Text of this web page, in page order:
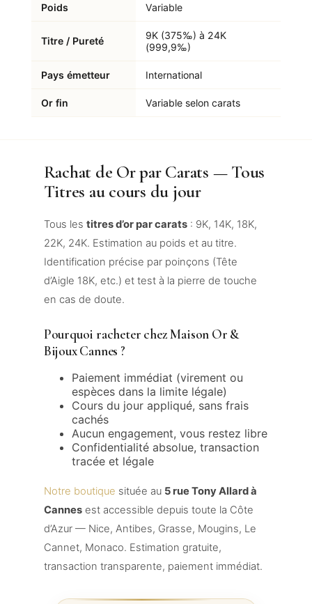
Poids Variable
Titre / Pureté
9K (375‰) à 24K
(999,9‰)
Pays émetteur International
Or fin Variable selon carats
Rachat de Or par Carats — Tous
Titres au cours du jour
Tous les titres d’or par carats: 9K, 14K, 18K,
22K, 24K. Estimation au poids et au titre.
Identification précise par poinçons (Tête
d’Aigle 18K, etc.) et test à la pierre de touche
en cas de doute.
Pourquoi racheter chez Maison Or &
Bijoux Cannes ?
Paiement immédiat (virement ou
espèces dans la limite légale)
Cours du jour appliqué, sans frais
cachés
Aucun engagement, vous restez libre
Confidentialité absolue, transaction
tracée et légale
Notre boutique située au 5 rue Tony Allard à
Cannesest accessible depuis toute la Côte
d’Azur — Nice, Antibes, Grasse, Mougins, Le
Cannet, Monaco. Estimation gratuite,
transaction transparente, paiement immédiat.